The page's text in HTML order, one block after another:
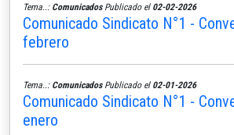
Tema..: ComunicadosPublicado el 02-02-2026
Comunicado Sindicato N°1 -
febrero
Tema..: ComunicadosPublicado el 02-01-2026
Comunicado Sindicato N°1 -
enero